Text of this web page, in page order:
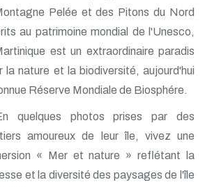
Pelée et des Pitons du Nord
au patrimoine mondial de l'Unesco,
est un extraordinaire paradis
la nature et la biodiversité, aujourd'hui
Réserve Mondiale de Biosphére.
quelques photos prises par des
amoureux de leur île, vivez une
« Mer et nature » reflétant la
et la diversité des paysages de l'île